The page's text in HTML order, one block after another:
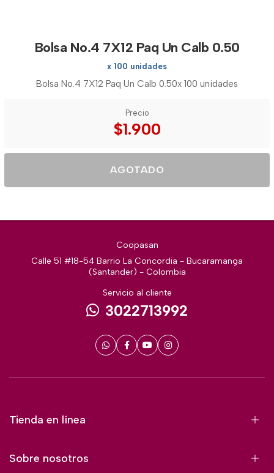
Bolsa No.4 7X12 Paq Un Calb 0.50
x 100 unidades
Bolsa No.4 7X12 Paq Un Calb 0.50x 100 unidades
Precio
$1.900
AGOTADO
Coopasan
Calle 51 #18-54 Barrio La Concordia - Bucaramanga
(Santander) - Colombia
Servicio al cliente
3022713992
Tienda en línea
Sobre nosotros